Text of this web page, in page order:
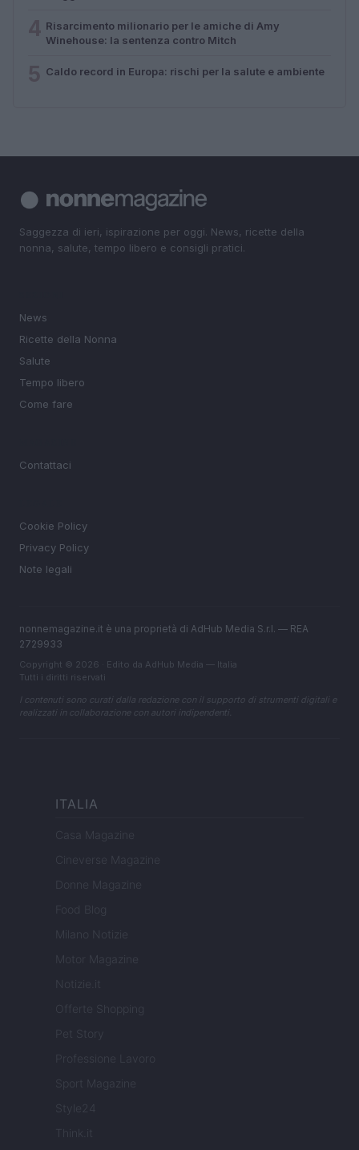
Risarcimento milionario per le amiche di Amy
Winehouse: la sentenza contro Mitch
Caldo record in Europa: rischi per la salute e ambiente
Saggezza di ieri, ispirazione per oggi. News, ricette della
nonna, salute, tempo libero e consigli pratici.
News
Ricette della Nonna
Salute
Tempo libero
Come fare
Contattaci
Cookie Policy
Privacy Policy
Note legali
nonnemagazine.it è una proprietà di AdHub Media S.r.l. — REA
2729933
Copyright © 2026 · Edito da AdHub Media — Italia
Tutti i diritti riservati
I contenuti sono curati dalla redazione con il supporto di strumenti digitali e
realizzati in collaborazione con autori indipendenti.
ITALIA
Casa Magazine
Cineverse Magazine
Donne Magazine
Food Blog
Milano Notizie
Motor Magazine
Notizie.it
Offerte Shopping
Professione Lavoro
Sport Magazine
Style24
Think.it